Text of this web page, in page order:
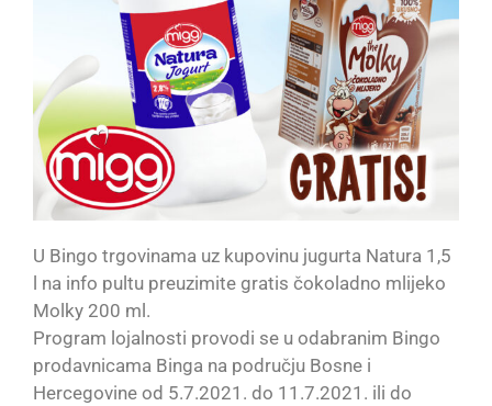
U Bingo trgovinama uz kupovinu jugurta Natura 1,5
l na info pultu preuzimite gratis čokoladno mlijeko
Molky 200 ml.
Program lojalnosti provodi se u odabranim Bingo
prodavnicama Binga na području Bosne i
Hercegovine od 5.7.2021. do 11.7.2021. ili do